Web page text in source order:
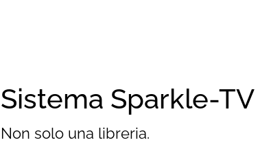
Sistema Sparkle-TV
Non solo una libreria.